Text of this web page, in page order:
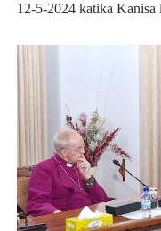
12-5-2024 katika